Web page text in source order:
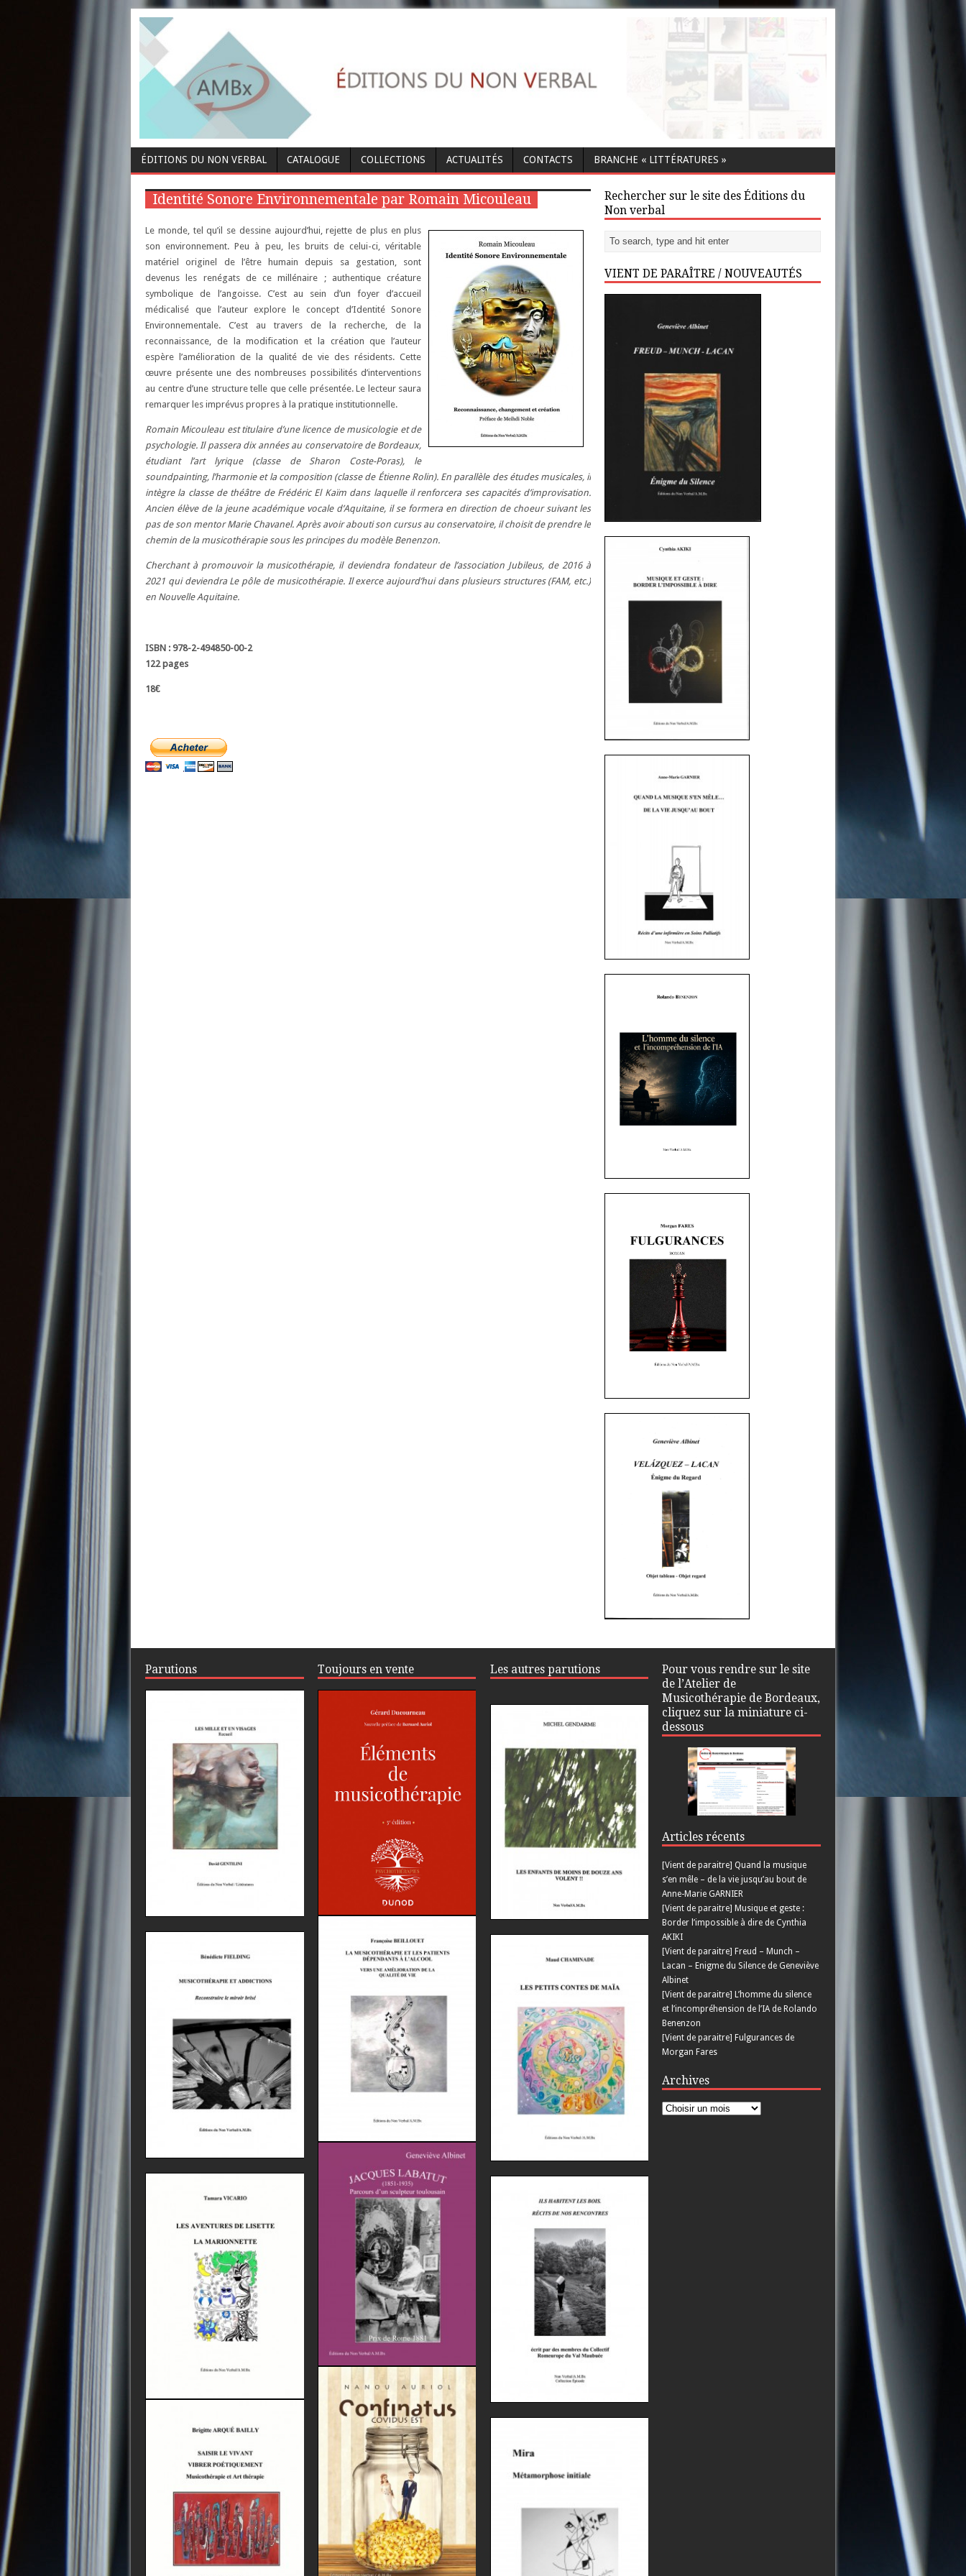
ÉDITIONS DU NON VERBAL CATALOGUE COLLECTIONS ACTUALITÉS CONTACTS BRANCHE « LITTÉRATURES »
Identité Sonore Environnementale par Romain Micouleau
Le monde, tel qu’il se dessine aujourd’hui, rejette de plus en plus
son environnement. Peu à peu, les bruits de celui-ci, véritable
matériel originel de l’être humain depuis sa gestation, sont
devenus les renégats de ce millénaire ; authentique créature
symbolique de l’angoisse. C’est au sein d’un foyer d’accueil
médicalisé que l’auteur explore le concept d’Identité Sonore
Environnementale. C’est au travers de la recherche, de la
reconnaissance, de la modification et la création que l’auteur
espère l’amélioration de la qualité de vie des résidents. Cette
œuvre présente une des nombreuses possibilités d’interventions
au centre d’une structure telle que celle présentée. Le lecteur saura
remarquer les imprévus propres à la pratique institutionnelle.
Romain Micouleau est titulaire d’une licence de musicologie et de
psychologie. Il passera dix années au conservatoire de Bordeaux,
étudiant l’art lyrique (classe de Sharon Coste-Poras), le
soundpainting, l’harmonie et la composition (classe de Étienne Rolin). En parallèle des études musicales, il
intègre la classe de théâtre de Frédéric El Kaïm dans laquelle il renforcera ses capacités d’improvisation.
Ancien élève de la jeune académique vocale d’Aquitaine, il se formera en direction de choeur suivant les
pas de son mentor Marie Chavanel. Après avoir abouti son cursus au conservatoire, il choisit de prendre le
chemin de la musicothérapie sous les principes du modèle Benenzon.
Cherchant à promouvoir la musicothérapie, il deviendra fondateur de l’association Jubileus, de 2016 à
2021 qui deviendra Le pôle de musicothérapie. Il exerce aujourd’hui dans plusieurs structures (FAM, etc.)
en Nouvelle Aquitaine.
ISBN : 978-2-494850-00-2
122 pages
18€
Rechercher sur le site des Éditions du
Non verbal
VIENT DE PARAÎTRE / NOUVEAUTÉS
Parutions Toujours en vente Les autres parutions
Pour vous rendre sur le site
de l’Atelier de
Musicothérapie de Bordeaux,
cliquez sur la miniature ci-
dessous
Articles récents
[Vient de paraitre] Quand la musique
s’en mêle – de la vie jusqu’au bout de
Anne-Marie GARNIER
[Vient de paraitre] Musique et geste :
Border l’impossible à dire de Cynthia
AKIKI
[Vient de paraitre] Freud – Munch –
Lacan – Enigme du Silence de Geneviève
Albinet
[Vient de paraitre] L’homme du silence
et l’incompréhension de l’IA de Rolando
Benenzon
[Vient de paraitre] Fulgurances de
Morgan Fares
Archives